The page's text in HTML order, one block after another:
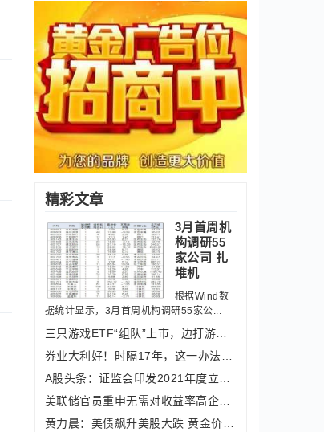
精彩文章
3月首周机
构调研55
家公司 扎
堆机
根据Wind数
据统计显示，3月首周机构调研55家公...